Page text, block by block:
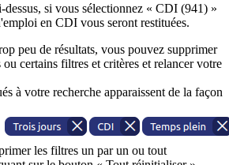
dessus, si vous sélectionnez « CDI (941) »
en CDI vous seront restituées.
peu de résultats, vous pouvez supprimer
ou certains filtres et critères et relancer votre
à votre recherche apparaissent de la façon
les filtres un par un ou tout